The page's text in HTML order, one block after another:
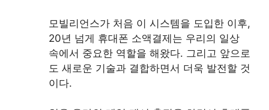
모빌리언스가 처음 이 시스템을 도입한 이후,
20년 넘게 휴대폰 소액결제는 우리의 일상
속에서 중요한 역할을 해왔다. 그리고 앞으로
도 새로운 기술과 결합하면서 더욱 발전할 것
이다.